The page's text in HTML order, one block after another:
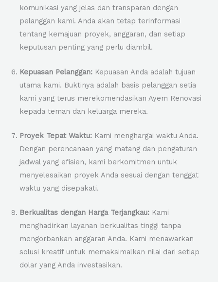
komunikasi yang jelas dan transparan dengan
pelanggan kami. Anda akan tetap terinformasi
tentang kemajuan proyek, anggaran, dan setiap
keputusan penting yang perlu diambil.
Kepuasan Pelanggan: Kepuasan Anda adalah tujuan
utama kami. Buktinya adalah basis pelanggan setia
kami yang terus merekomendasikan Ayem Renovasi
kepada teman dan keluarga mereka.
Proyek Tepat Waktu: Kami menghargai waktu Anda.
Dengan perencanaan yang matang dan pengaturan
jadwal yang efisien, kami berkomitmen untuk
menyelesaikan proyek Anda sesuai dengan tenggat
waktu yang disepakati.
Berkualitas dengan Harga Terjangkau: Kami
menghadirkan layanan berkualitas tinggi tanpa
mengorbankan anggaran Anda. Kami menawarkan
solusi kreatif untuk memaksimalkan nilai dari setiap
dolar yang Anda investasikan.